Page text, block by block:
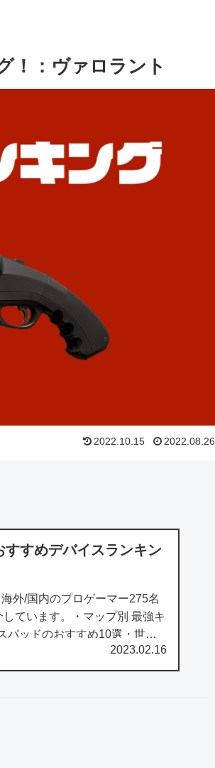
！：ヴァロラント
2022.10.15 2022.08.26
すめデバイスランキン
外/国内のプロゲーマー275名
ています。・マップ別 最強キ
パッドのおすすめ10選・世界
2023.02.16